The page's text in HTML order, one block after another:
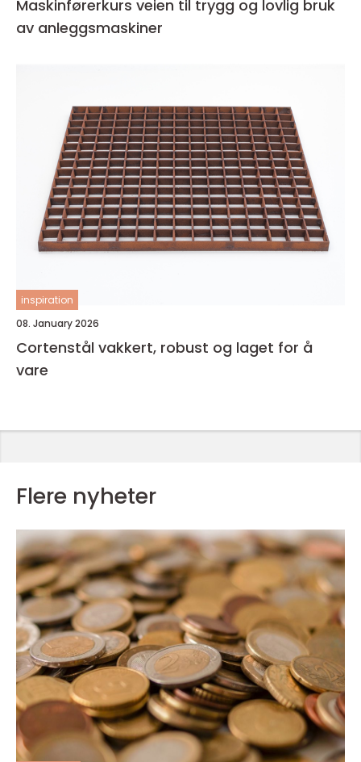
Maskinførerkurs veien til trygg og lovlig bruk
av anleggsmaskiner
inspiration
08. January 2026
Cortenstål vakkert, robust og laget for å
vare
Flere nyheter